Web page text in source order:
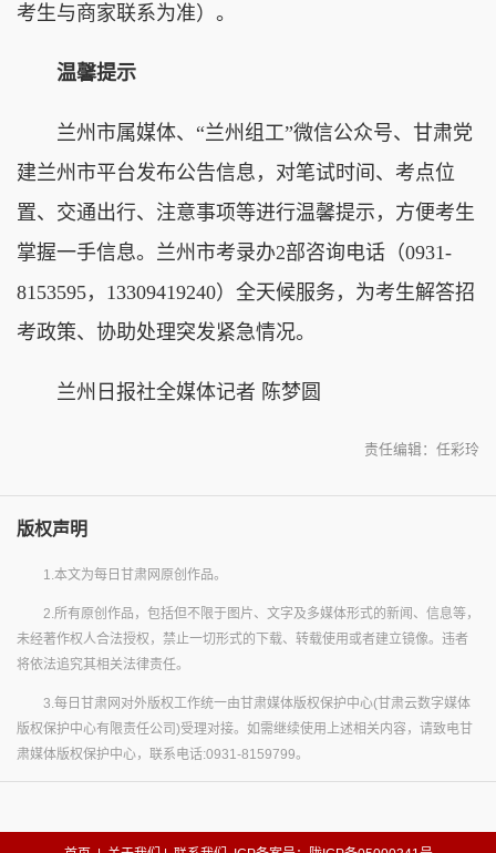
考生与商家联系为准）。
温馨提示
兰州市属媒体、“兰州组工”微信公众号、甘肃党
建兰州市平台发布公告信息，对笔试时间、考点位
置、交通出行、注意事项等进行温馨提示，方便考生
掌握一手信息。兰州市考录办2部咨询电话（0931-
8153595，13309419240）全天候服务，为考生解答招
考政策、协助处理突发紧急情况。
兰州日报社全媒体记者 陈梦圆
责任编辑：任彩玲
版权声明
1.本文为每日甘肃网原创作品。
2.所有原创作品，包括但不限于图片、文字及多媒体形式的新闻、信息等，
未经著作权人合法授权，禁止一切形式的下载、转载使用或者建立镜像。违者
将依法追究其相关法律责任。
3.每日甘肃网对外版权工作统一由甘肃媒体版权保护中心(甘肃云数字媒体
版权保护中心有限责任公司)受理对接。如需继续使用上述相关内容，请致电甘
肃媒体版权保护中心，联系电话:0931-8159799。